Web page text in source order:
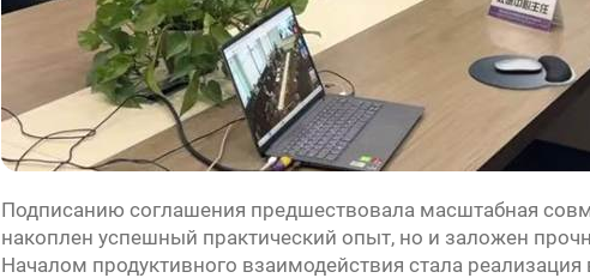
Подписанию соглашения предшествовала масштабная
накоплен успешный практический опыт, но и заложен
Началом продуктивного взаимодействия стала